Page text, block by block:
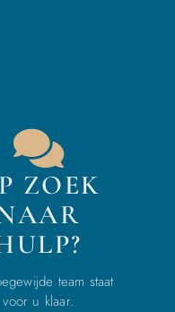
ZOEK
team staat
voor u klaar.